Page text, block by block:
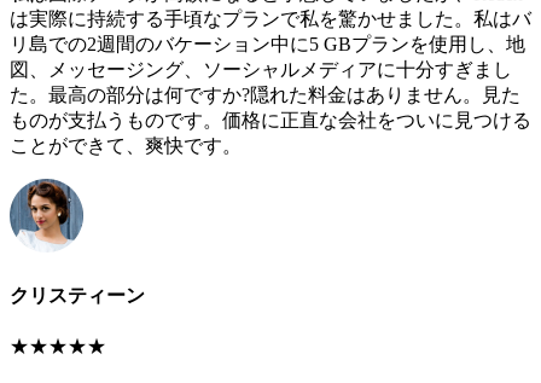
は実際に持続する手頃なプランで私を驚かせました。私はバ
リ島での2週間のバケーション中に5 GBプランを使用し、地
図、メッセージング、ソーシャルメディアに十分すぎまし
た。最高の部分は何ですか?隠れた料金はありません。見た
ものが支払うものです。価格に正直な会社をついに見つける
ことができて、爽快です。
クリスティーン
★★★★★